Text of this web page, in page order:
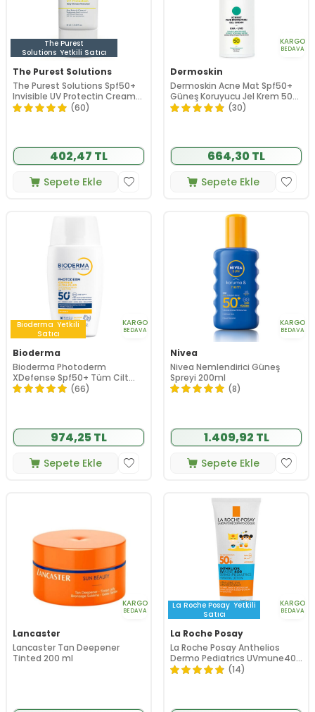
The Purest
Solutions Yetkili Satıcı
The Purest Solutions
The Purest Solutions Spf50+
Invisible UV Protectin Cream
50 ml
(60)
402,47 TL
Sepete Ekle
KARGO
BEDAVA
Dermoskin
Dermoskin Acne Mat Spf50+
Güneş Koruyucu Jel Krem 50
ml
(30)
664,30 TL
Sepete Ekle
Bioderma Yetkili
Satıcı
KARGO
BEDAVA
Bioderma
Bioderma Photoderm
XDefense Spf50+ Tüm Cilt
Tipleri İçin Renksiz Güneş
(66)
974,25 TL
Sepete Ekle
KARGO
BEDAVA
Nivea
Nivea Nemlendirici Güneş
Spreyi 200ml
(8)
1.409,92 TL
Sepete Ekle
KARGO
BEDAVA
Lancaster
Lancaster Tan Deepener
Tinted 200 ml
La Roche Posay Yetkili
Satıcı
KARGO
BEDAVA
La Roche Posay
La Roche Posay Anthelios
Dermo Pediatrics UVmune400
SPF50+ Hassas Ciltler Ve
(14)